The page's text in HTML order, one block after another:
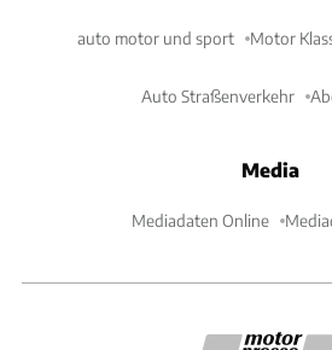
auto motor und sport Motor
Auto Straßenverkehr
Media
Mediadaten Online